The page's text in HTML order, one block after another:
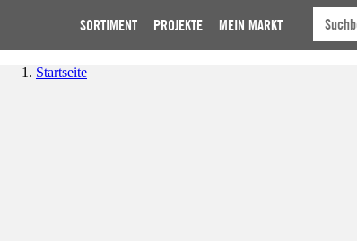
SORTIMENT PROJEKTE MEIN MARKT
Startseite